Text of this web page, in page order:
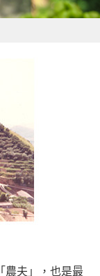
農夫」，也是最